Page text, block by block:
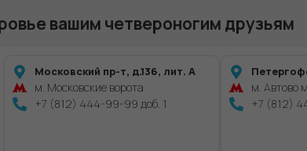
вашим четвероногим друзьям
Московский пр-т, д.136, лит. А
м. Московские ворота
+7 (812) 444-99-99 доб. 1
м. Автово
+7 (812)